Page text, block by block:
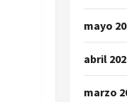
mayo
abril
marzo